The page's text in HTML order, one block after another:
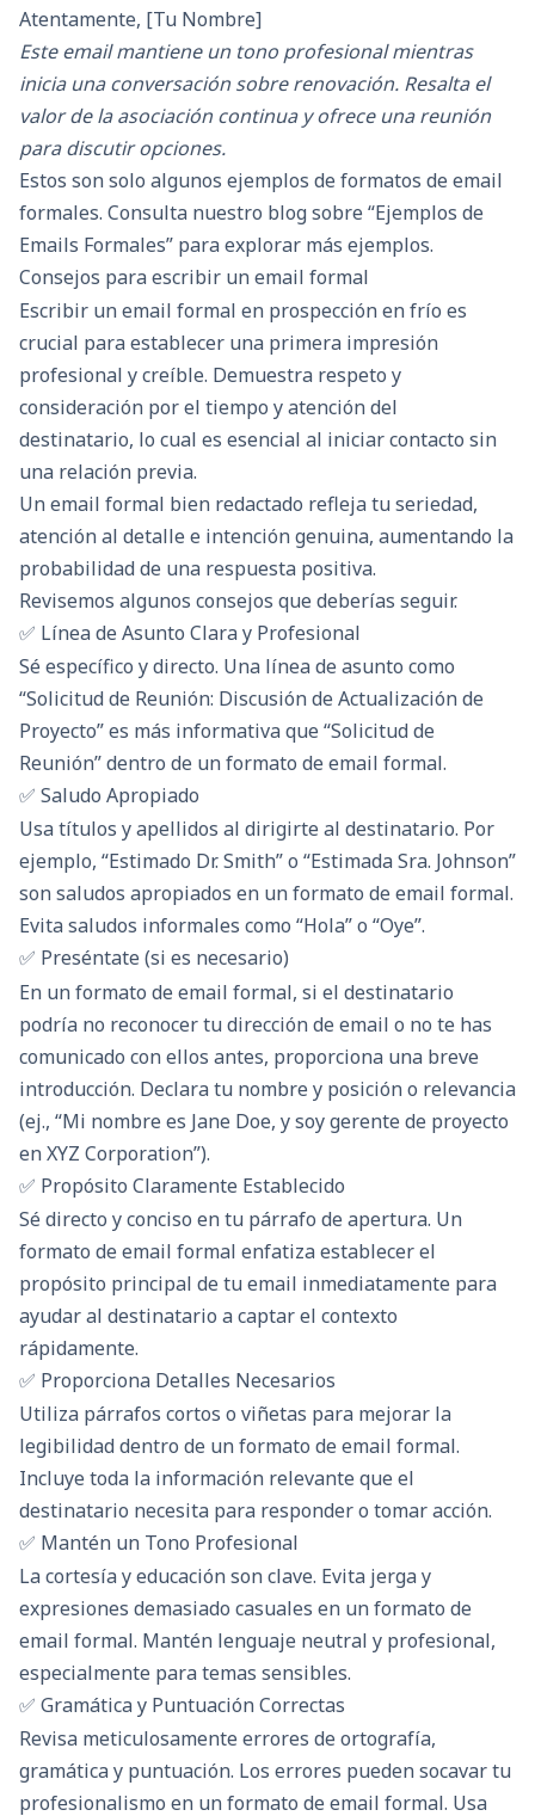
Atentamente, [Tu Nombre]
Este email mantiene un tono profesional mientras
inicia una conversación sobre renovación. Resalta el
valor de la asociación continua y ofrece una reunión
para discutir opciones.
Estos son solo algunos ejemplos de formatos de email
formales. Consulta nuestro blog sobre “Ejemplos de
Emails Formales” para explorar más ejemplos.
Consejos para escribir un email formal
Escribir un email formal en prospección en frío es
crucial para establecer una primera impresión
profesional y creíble. Demuestra respeto y
consideración por el tiempo y atención del
destinatario, lo cual es esencial al iniciar contacto sin
una relación previa.
Un email formal bien redactado refleja tu seriedad,
atención al detalle e intención genuina, aumentando la
probabilidad de una respuesta positiva.
Revisemos algunos consejos que deberías seguir.
✅ Línea de Asunto Clara y Profesional
Sé específico y directo. Una línea de asunto como
“Solicitud de Reunión: Discusión de Actualización de
Proyecto” es más informativa que “Solicitud de
Reunión” dentro de un formato de email formal.
✅ Saludo Apropiado
Usa títulos y apellidos al dirigirte al destinatario. Por
ejemplo, “Estimado Dr. Smith” o “Estimada Sra. Johnson”
son saludos apropiados en un formato de email formal.
Evita saludos informales como “Hola” o “Oye”.
✅ Preséntate (si es necesario)
En un formato de email formal, si el destinatario
podría no reconocer tu dirección de email o no te has
comunicado con ellos antes, proporciona una breve
introducción. Declara tu nombre y posición o relevancia
(ej., “Mi nombre es Jane Doe, y soy gerente de proyecto
en XYZ Corporation”).
✅ Propósito Claramente Establecido
Sé directo y conciso en tu párrafo de apertura. Un
formato de email formal enfatiza establecer el
propósito principal de tu email inmediatamente para
ayudar al destinatario a captar el contexto
rápidamente.
✅ Proporciona Detalles Necesarios
Utiliza párrafos cortos o viñetas para mejorar la
legibilidad dentro de un formato de email formal.
Incluye toda la información relevante que el
destinatario necesita para responder o tomar acción.
✅ Mantén un Tono Profesional
La cortesía y educación son clave. Evita jerga y
expresiones demasiado casuales en un formato de
email formal. Mantén lenguaje neutral y profesional,
especialmente para temas sensibles.
✅ Gramática y Puntuación Correctas
Revisa meticulosamente errores de ortografía,
gramática y puntuación. Los errores pueden socavar tu
profesionalismo en un formato de email formal. Usa